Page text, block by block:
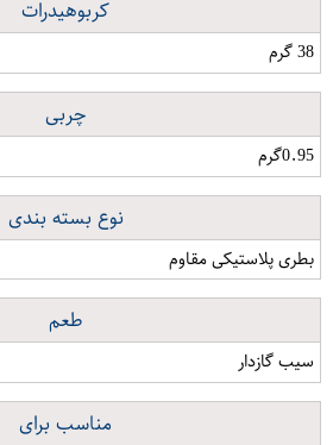
کربوهیدرات
38 گرم
چربی
0.95گرم
نوع بسته بندی
بطری پلاستیکی مقاوم
طعم
سیب گازدار
مناسب برای